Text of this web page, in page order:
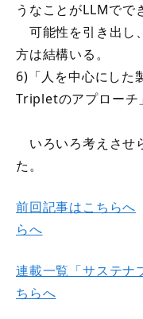
うなことがLLMでで
可能性を引き出し
方は結構いる。
6)「人を中心にし
Tripletのアプローチ
いろいろ考えさせ
た。
前回記事はこちらへ
らへ
連載一覧「サステナ
ちらへ